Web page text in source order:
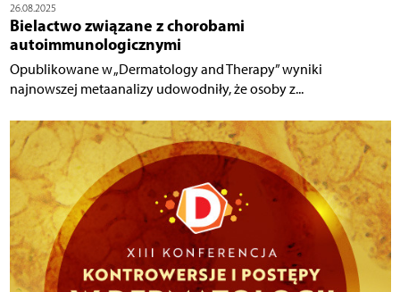
26.08.2025
Bielactwo związane z chorobami
autoimmunologicznymi
Opublikowane w „Dermatology and Therapy” wyniki
najnowszej metaanalizy udowodniły, że osoby z...